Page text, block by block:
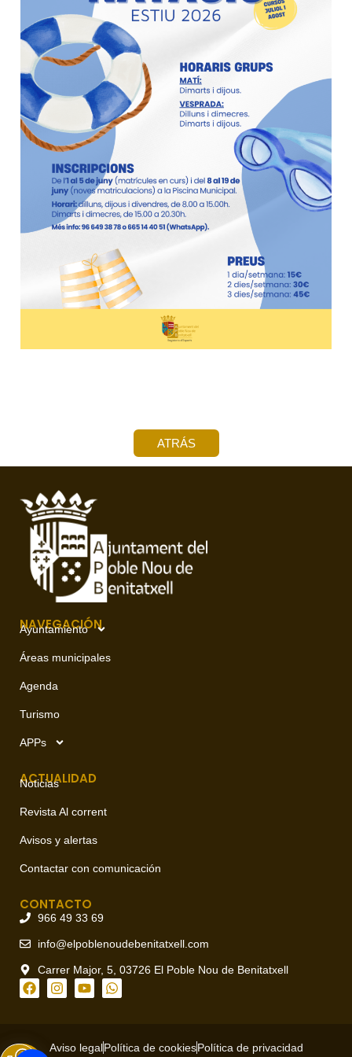
ATRÁS
NAVEGACIÓN
Ayuntamiento
Áreas municipales
Agenda
Turismo
APPs
ACTUALIDAD
Noticias
Revista Al corrent
Avisos y alertas
Contactar con comunicación
CONTACTO
966 49 33 69
info@elpoblenoudebenitatxell.com
Carrer Major, 5, 03726 El Poble Nou de Benitatxell
Aviso legalPolítica de cookiesPolítica de privacidad